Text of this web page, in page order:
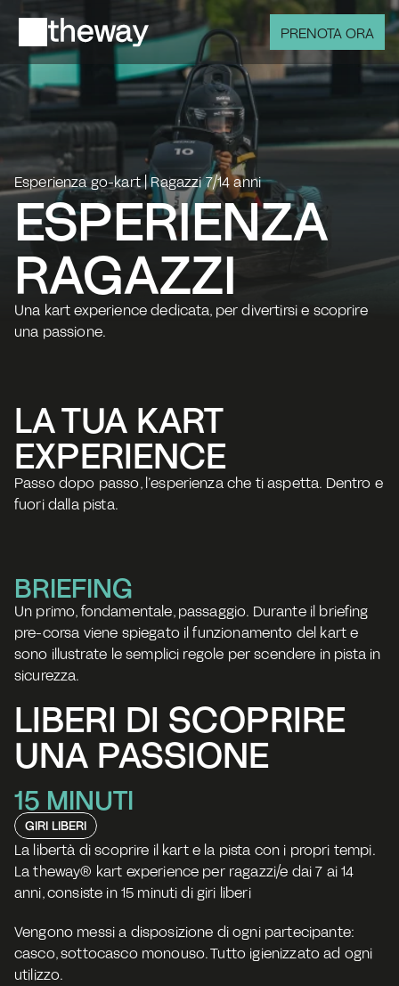
Esperienza go-kart | Ragazzi 7/14 anni
ESPERIENZA
RAGAZZI
Una kart experience dedicata, per divertirsi e scoprire
una passione.
PRENOTA ORA
LA TUA KART
EXPERIENCE
Passo dopo passo, l’esperienza che ti aspetta. Dentro e
fuori dalla pista.
BRIEFING
Un primo, fondamentale, passaggio. Durante il briefing
pre-corsa viene spiegato il funzionamento del kart e
sono illustrate le semplici regole per scendere in pista in
sicurezza.
LIBERI DI SCOPRIRE
UNA PASSIONE
15 MINUTI
GIRI LIBERI
La libertà di scoprire il kart e la pista con i propri tempi.
La theway® kart experience per ragazzi/e dai 7 ai 14
anni, consiste in 15 minuti di giri liberi
Vengono messi a disposizione di ogni partecipante:
casco, sottocasco monouso. Tutto igienizzato ad ogni
utilizzo.